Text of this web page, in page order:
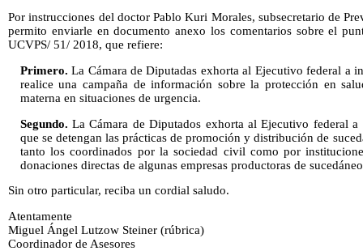
Por instrucciones del doctor Pablo Kuri Morales, subsecretario de
permito enviarle en documento anexo los comentarios sobre el
UCVPS/ 51/ 2018, que refiere:
Primero. La Cámara de Diputadas exhorta al Ejecutivo federal a
realice una campaña de información sobre la protección en
materna en situaciones de urgencia.
Segundo. La Cámara de Diputados exhorta al Ejecutivo federal
que se detengan las prácticas de promoción y distribución de
tanto los coordinados por la sociedad civil como por
donaciones directas de algunas empresas productoras de
Sin otro particular, reciba un cordial saludo.
Atentamente
Miguel Ángel Lutzow Steiner (rúbrica)
Coordinador de Asesores